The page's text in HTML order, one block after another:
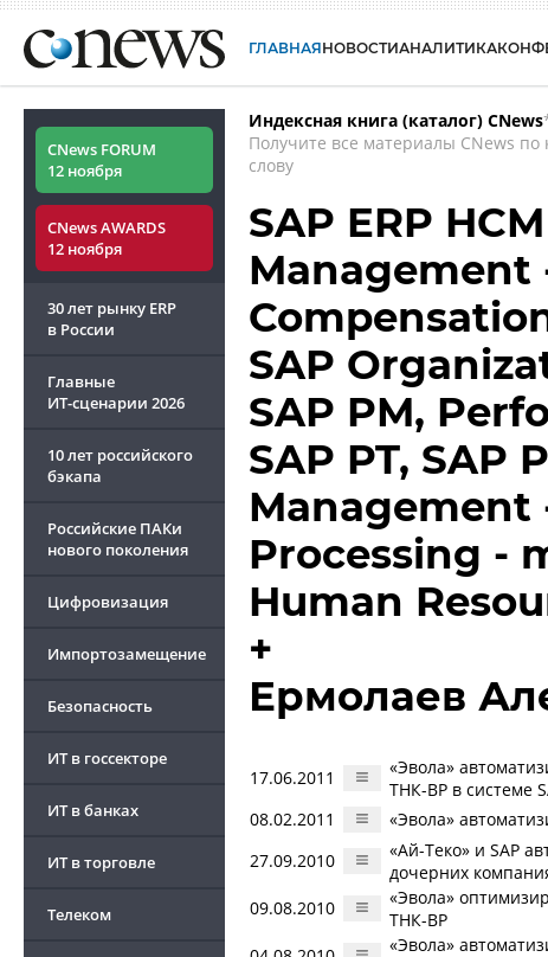
ГЛАВНАЯНОВОСТИАНАЛИТИКА
CNews FORUM
12 ноября
CNews AWARDS
12 ноября
30 лет рынку ERP
в России
Главные
ИТ-сценарии 2026
10 лет российского
бэкапа
Российские ПАКи
нового поколения
Цифровизация
Импортозамещение
Безопасность
ИТ в госсекторе
ИТ в банках
ИТ в торговле
Телеком
Индексная книга (каталог) CNews
Получите все материалы CNews по
слову
SAP ERP
Management
SAP
SAP PM,
SAP PT, SAP
Management
Processing -
Human
+
Ермолаев
17.06.2011
«Эвола»
ТНК-ВР в системе
08.02.2011
«Эвола»
27.09.2010
«Ай-Теко» и SAP
дочерних
09.08.2010
«Эвола»
ТНК-ВР
«Эвола»